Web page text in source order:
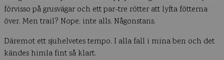
förvisso på grusvägar och ett par-tre rötter att lyfta fötterna
över. Men trail? Nope, inte alls. Någonstans.
Däremot ett sjuhelvetes tempo. I alla fall i mina ben och det
kändes himla fint så klart.